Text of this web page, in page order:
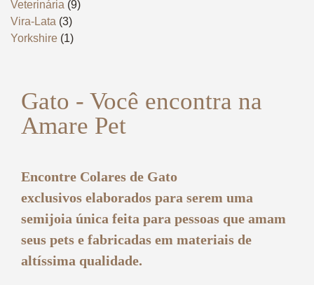
Veterinária (9)
Vira-Lata (3)
Yorkshire (1)
Gato - Você encontra na
Amare Pet
Encontre Colares de Gato
exclusivos elaborados para serem uma
semijoia única feita para pessoas que amam
seus pets e fabricadas em materiais de
altíssima qualidade.